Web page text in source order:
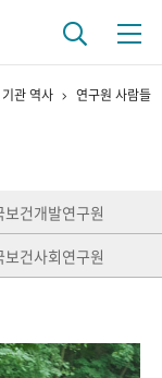
자들
기관 역사 연구원 사람들
보건개발연구원
보건사회연구원